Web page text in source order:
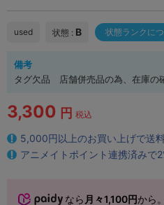
used 状態 : B 状態ランクに
備考
タグ欠品 店舗併売品の為、在庫の
3,300 円 税込
5,000円以上のお買い上げで送料
アニメイトポイント連携済みで
なら 月々1,100円から